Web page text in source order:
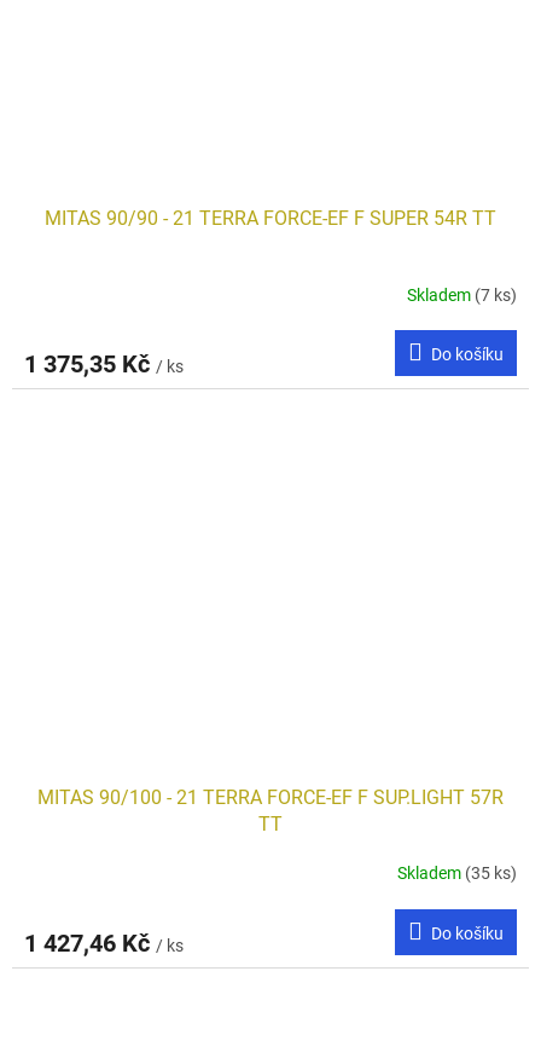
MITAS 90/90 - 21 TERRA FORCE-EF F SUPER 54R TT
Skladem (7 ks)
1 375,35 Kč / ks
Do košíku
MITAS 90/100 - 21 TERRA FORCE-EF F SUP.LIGHT 57R
TT
Skladem (35 ks)
1 427,46 Kč / ks
Do košíku